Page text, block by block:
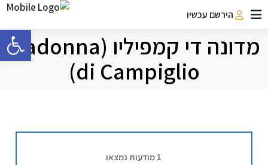
הירשם עכשיו
מדונה די קמפיליו (Madonna
di Campiglio)
1 מודעות נמצאו